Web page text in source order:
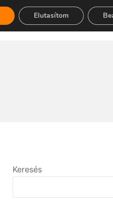
Keresés
Elutasítom